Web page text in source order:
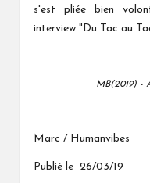
s'est pliée bien
interview "Du Tac au
MB(2019) -
Marc / Humanvibes
Publié le 26/03/19